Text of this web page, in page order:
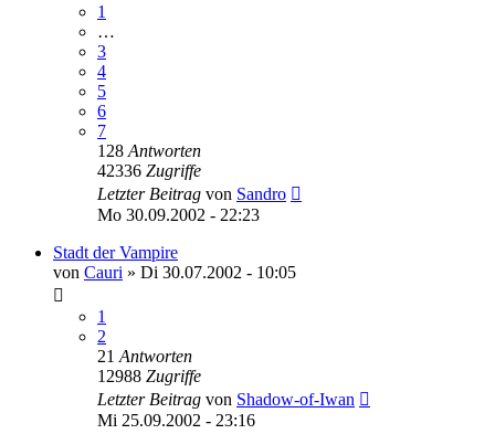
1
…
3
4
5
6
7
128 Antworten
42336 Zugriffe
Letzter Beitrag von Sandro
Mo 30.09.2002 - 22:23
Stadt der Vampire
von Cauri » Di 30.07.2002 - 10:05
1
2
21 Antworten
12988 Zugriffe
Letzter Beitrag von Shadow-of-Iwan
Mi 25.09.2002 - 23:16